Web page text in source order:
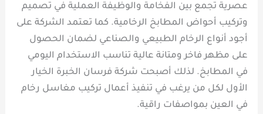
عصرية تجمع بين الفخامة والوظيفة العملية في تصميم
وتركيب أحواض المطابخ الرخامية. كما تعتمد الشركة على
أجود أنواع الرخام الطبيعي والصناعي لضمان الحصول
على مظهر فاخر ومتانة عالية تناسب الاستخدام اليومي
في المطابخ. لذلك أصبحت شركة فرسان الخبرة الخيار
الأول لكل من يرغب في تنفيذ أعمال تركيب مغاسل رخام
في العين بمواصفات راقية.